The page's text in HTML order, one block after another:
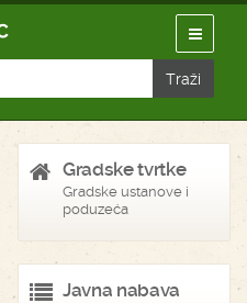
Gradske tvrtke
Gradske ustanove i
poduzeća
Javna nabava